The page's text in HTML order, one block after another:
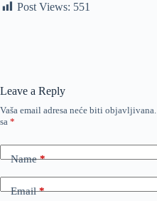
Post Views: 551
Leave a Reply
Vaša email adresa neće biti objavljivana.
sa *
Name*
Email*